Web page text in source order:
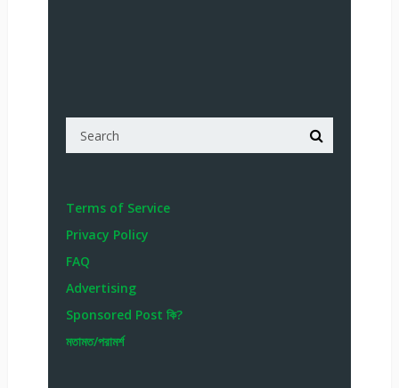
Terms of Service
Privacy Policy
FAQ
Advertising
Sponsored Post কি?
মতামত/পরামর্শ